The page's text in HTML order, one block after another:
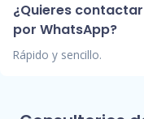
¿Quieres
por WhatsApp?
Rápido y sencillo.